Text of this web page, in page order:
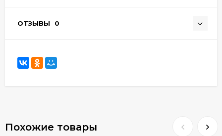
ОТЗЫВЫ 0
Похожие товары